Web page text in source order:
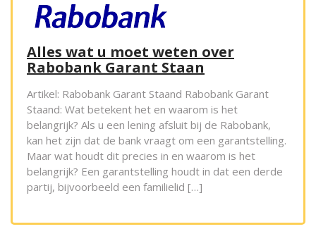
Alles wat u moet weten over
Rabobank Garant Staan
Artikel: Rabobank Garant Staand Rabobank Garant
Staand: Wat betekent het en waarom is het
belangrijk? Als u een lening afsluit bij de Rabobank,
kan het zijn dat de bank vraagt om een garantstelling.
Maar wat houdt dit precies in en waarom is het
belangrijk? Een garantstelling houdt in dat een derde
partij, bijvoorbeeld een familielid […]